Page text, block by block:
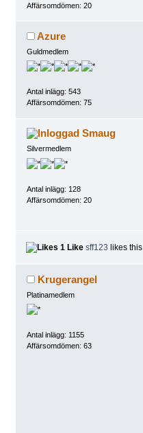
Affärsomdömen: 20
Azure
Guldmedlem
Antal inlägg: 543
Affärsomdömen: 75
Smaug
Silvermedlem
Antal inlägg: 128
Affärsomdömen: 20
1 Like sff123 likes this.
Krugerangel
Platinamedlem
Antal inlägg: 1155
Affärsomdömen: 63